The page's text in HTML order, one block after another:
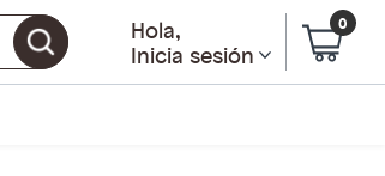
Hola,
Inicia sesión
0